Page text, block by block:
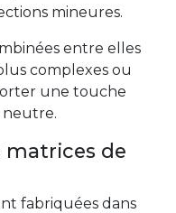
mineures.
entre elles
complexes ou
une touche
neutre.
matrices de
fabriquées dans